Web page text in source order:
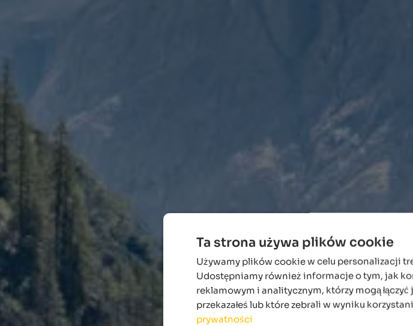
Ta strona używa plików cookie
Używamy plików cookie w celu personalizacji
Udostępniamy również informacje o tym, jak
reklamowym i analitycznym, którzy mogą
przekazałeś lub które zebrali w wyniku
prywatności